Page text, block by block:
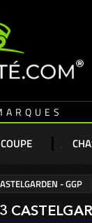
COUPE
- GGP